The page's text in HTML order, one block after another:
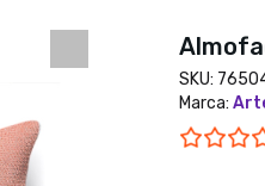
SKU:
Marca: